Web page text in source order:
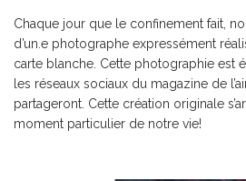
Chaque jour que le confinement fait,
d’un.e photographe expressément
carte blanche. Cette photographie est
les réseaux sociaux du magazine de
partageront. Cette création originale
moment particulier de notre vie!